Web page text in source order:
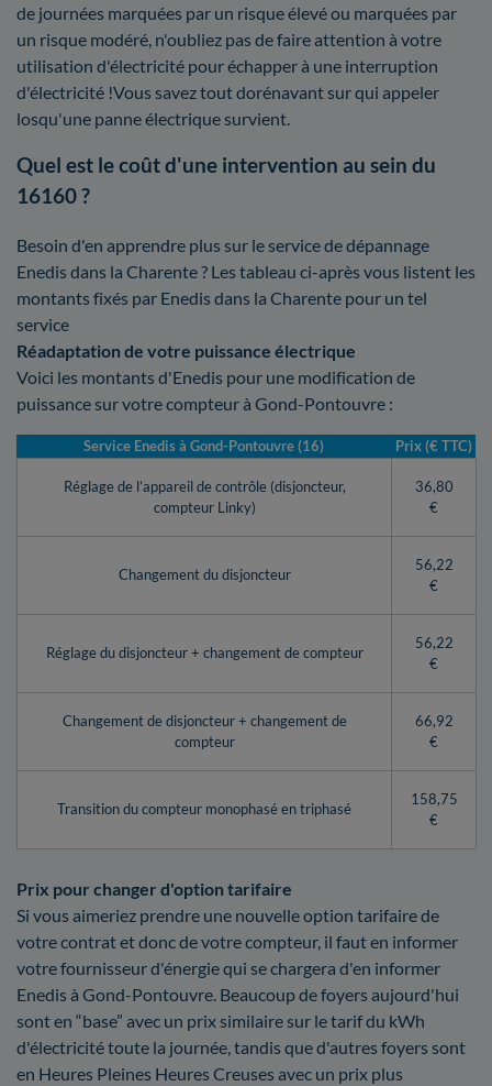
de journées marquées par un risque élevé ou marquées par
un risque modéré, n'oubliez pas de faire attention à votre
utilisation d'électricité pour échapper à une interruption
d'électricité !Vous savez tout dorénavant sur qui appeler
losqu'une panne électrique survient.
Quel est le coût d'une intervention au sein du
16160 ?
Besoin d'en apprendre plus sur le service de dépannage
Enedis dans la Charente ? Les tableau ci-après vous listent les
montants fixés par Enedis dans la Charente pour un tel
service
Réadaptation de votre puissance électrique
Voici les montants d'Enedis pour une modification de
puissance sur votre compteur à Gond-Pontouvre :
Service Enedis à Gond-Pontouvre (16) Prix (€ TTC)
Réglage de l’appareil de contrôle (disjoncteur,
compteur Linky)
36,80
€
Changement du disjoncteur
56,22
€
Réglage du disjoncteur + changement de compteur
56,22
€
Changement de disjoncteur + changement de
compteur
66,92
€
Transition du compteur monophasé en triphasé
158,75
€
Prix pour changer d'option tarifaire
Si vous aimeriez prendre une nouvelle option tarifaire de
votre contrat et donc de votre compteur, il faut en informer
votre fournisseur d'énergie qui se chargera d'en informer
Enedis à Gond-Pontouvre. Beaucoup de foyers aujourd'hui
sont en “base” avec un prix similaire sur le tarif du kWh
d'électricité toute la journée, tandis que d'autres foyers sont
en Heures Pleines Heures Creuses avec un prix plus